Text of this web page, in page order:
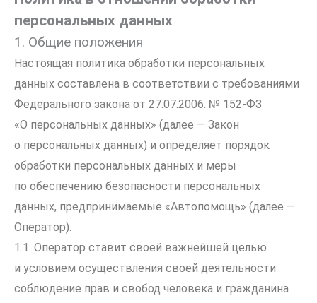
персональных данных
1. Общие положения
Настоящая политика обработки персональных
данных составлена в соответствии с требованиями
Федерального закона от 27.07.2006. № 152-ФЗ
«О персональных данных» (далее — Закон
о персональных данных) и определяет порядок
обработки персональных данных и меры
по обеспечению безопасности персональных
данных, предпринимаемые «Автопомощь» (далее —
Оператор).
1.1. Оператор ставит своей важнейшей целью
и условием осуществления своей деятельности
соблюдение прав и свобод человека и гражданина